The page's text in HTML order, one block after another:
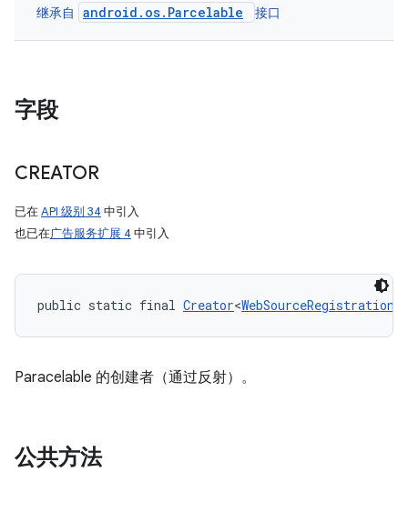
继承自 android.os.Parcelable 接口
字段
CREATOR
已在API 级别 34 中引入
也已在广告服务扩展 4 中引入
public static final Creator<
Paracelable 的创建者（通过反射）。
公共方法